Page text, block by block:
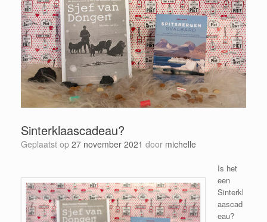
Sinterklaascadeau?
Geplaatst op 27 november 2021 door michelle
Is het
een
Sinterkl
aascad
eau?